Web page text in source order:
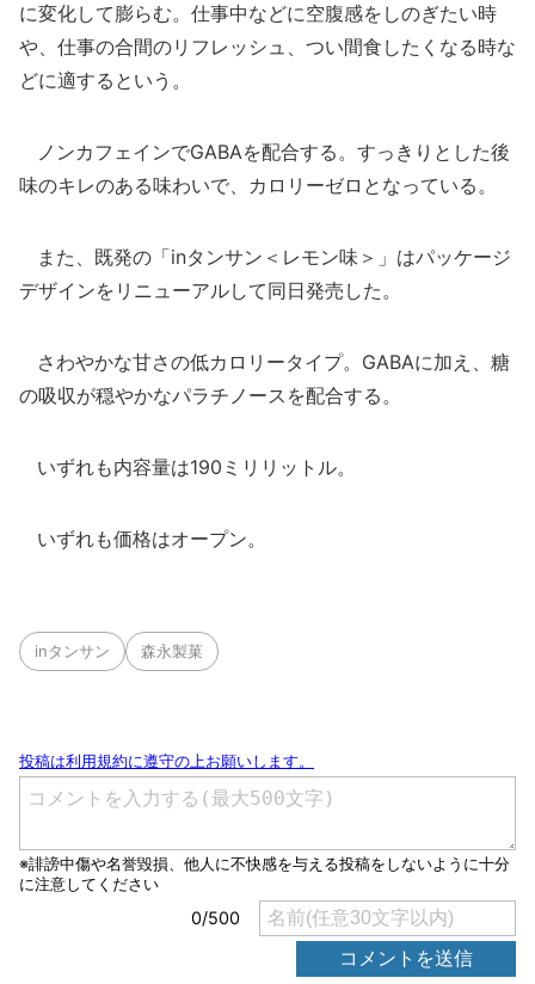
に変化して膨らむ。仕事中などに空腹感をしのぎたい時
や、仕事の合間のリフレッシュ、つい間食したくなる時な
どに適するという。
ノンカフェインでGABAを配合する。すっきりとした後
味のキレのある味わいで、カロリーゼロとなっている。
また、既発の「inタンサン＜レモン味＞」はパッケージ
デザインをリニューアルして同日発売した。
さわやかな甘さの低カロリータイプ。GABAに加え、糖
の吸収が穏やかなパラチノースを配合する。
いずれも内容量は190ミリリットル。
いずれも価格はオープン。
inタンサン 森永製菓